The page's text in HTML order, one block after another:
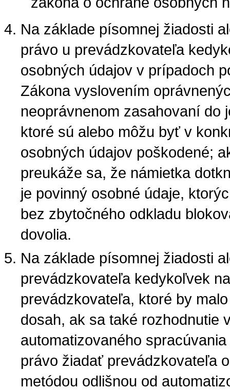
Na základe písomnej žiadosti
právo u prevádzkovateľa
osobných údajov v prípadoch
Zákona vyslovením
neoprávnenom zasahovaní do
ktoré sú alebo môžu byť v
osobných údajov poškodené;
preukáže sa, že námietka
je povinný osobné údaje,
bez zbytočného odkladu
dovolia.
Na základe písomnej žiadosti
prevádzkovateľa kedykoľvek
prevádzkovateľa, ktoré by
dosah, ak sa také rozhodnutie
automatizovaného
právo žiadať prevádzkovateľa
metódou odlišnou od